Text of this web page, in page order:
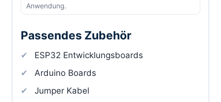
Anwendung.
Passendes Zubehör
ESP32 Entwicklungsboards
Arduino Boards
Jumper Kabel